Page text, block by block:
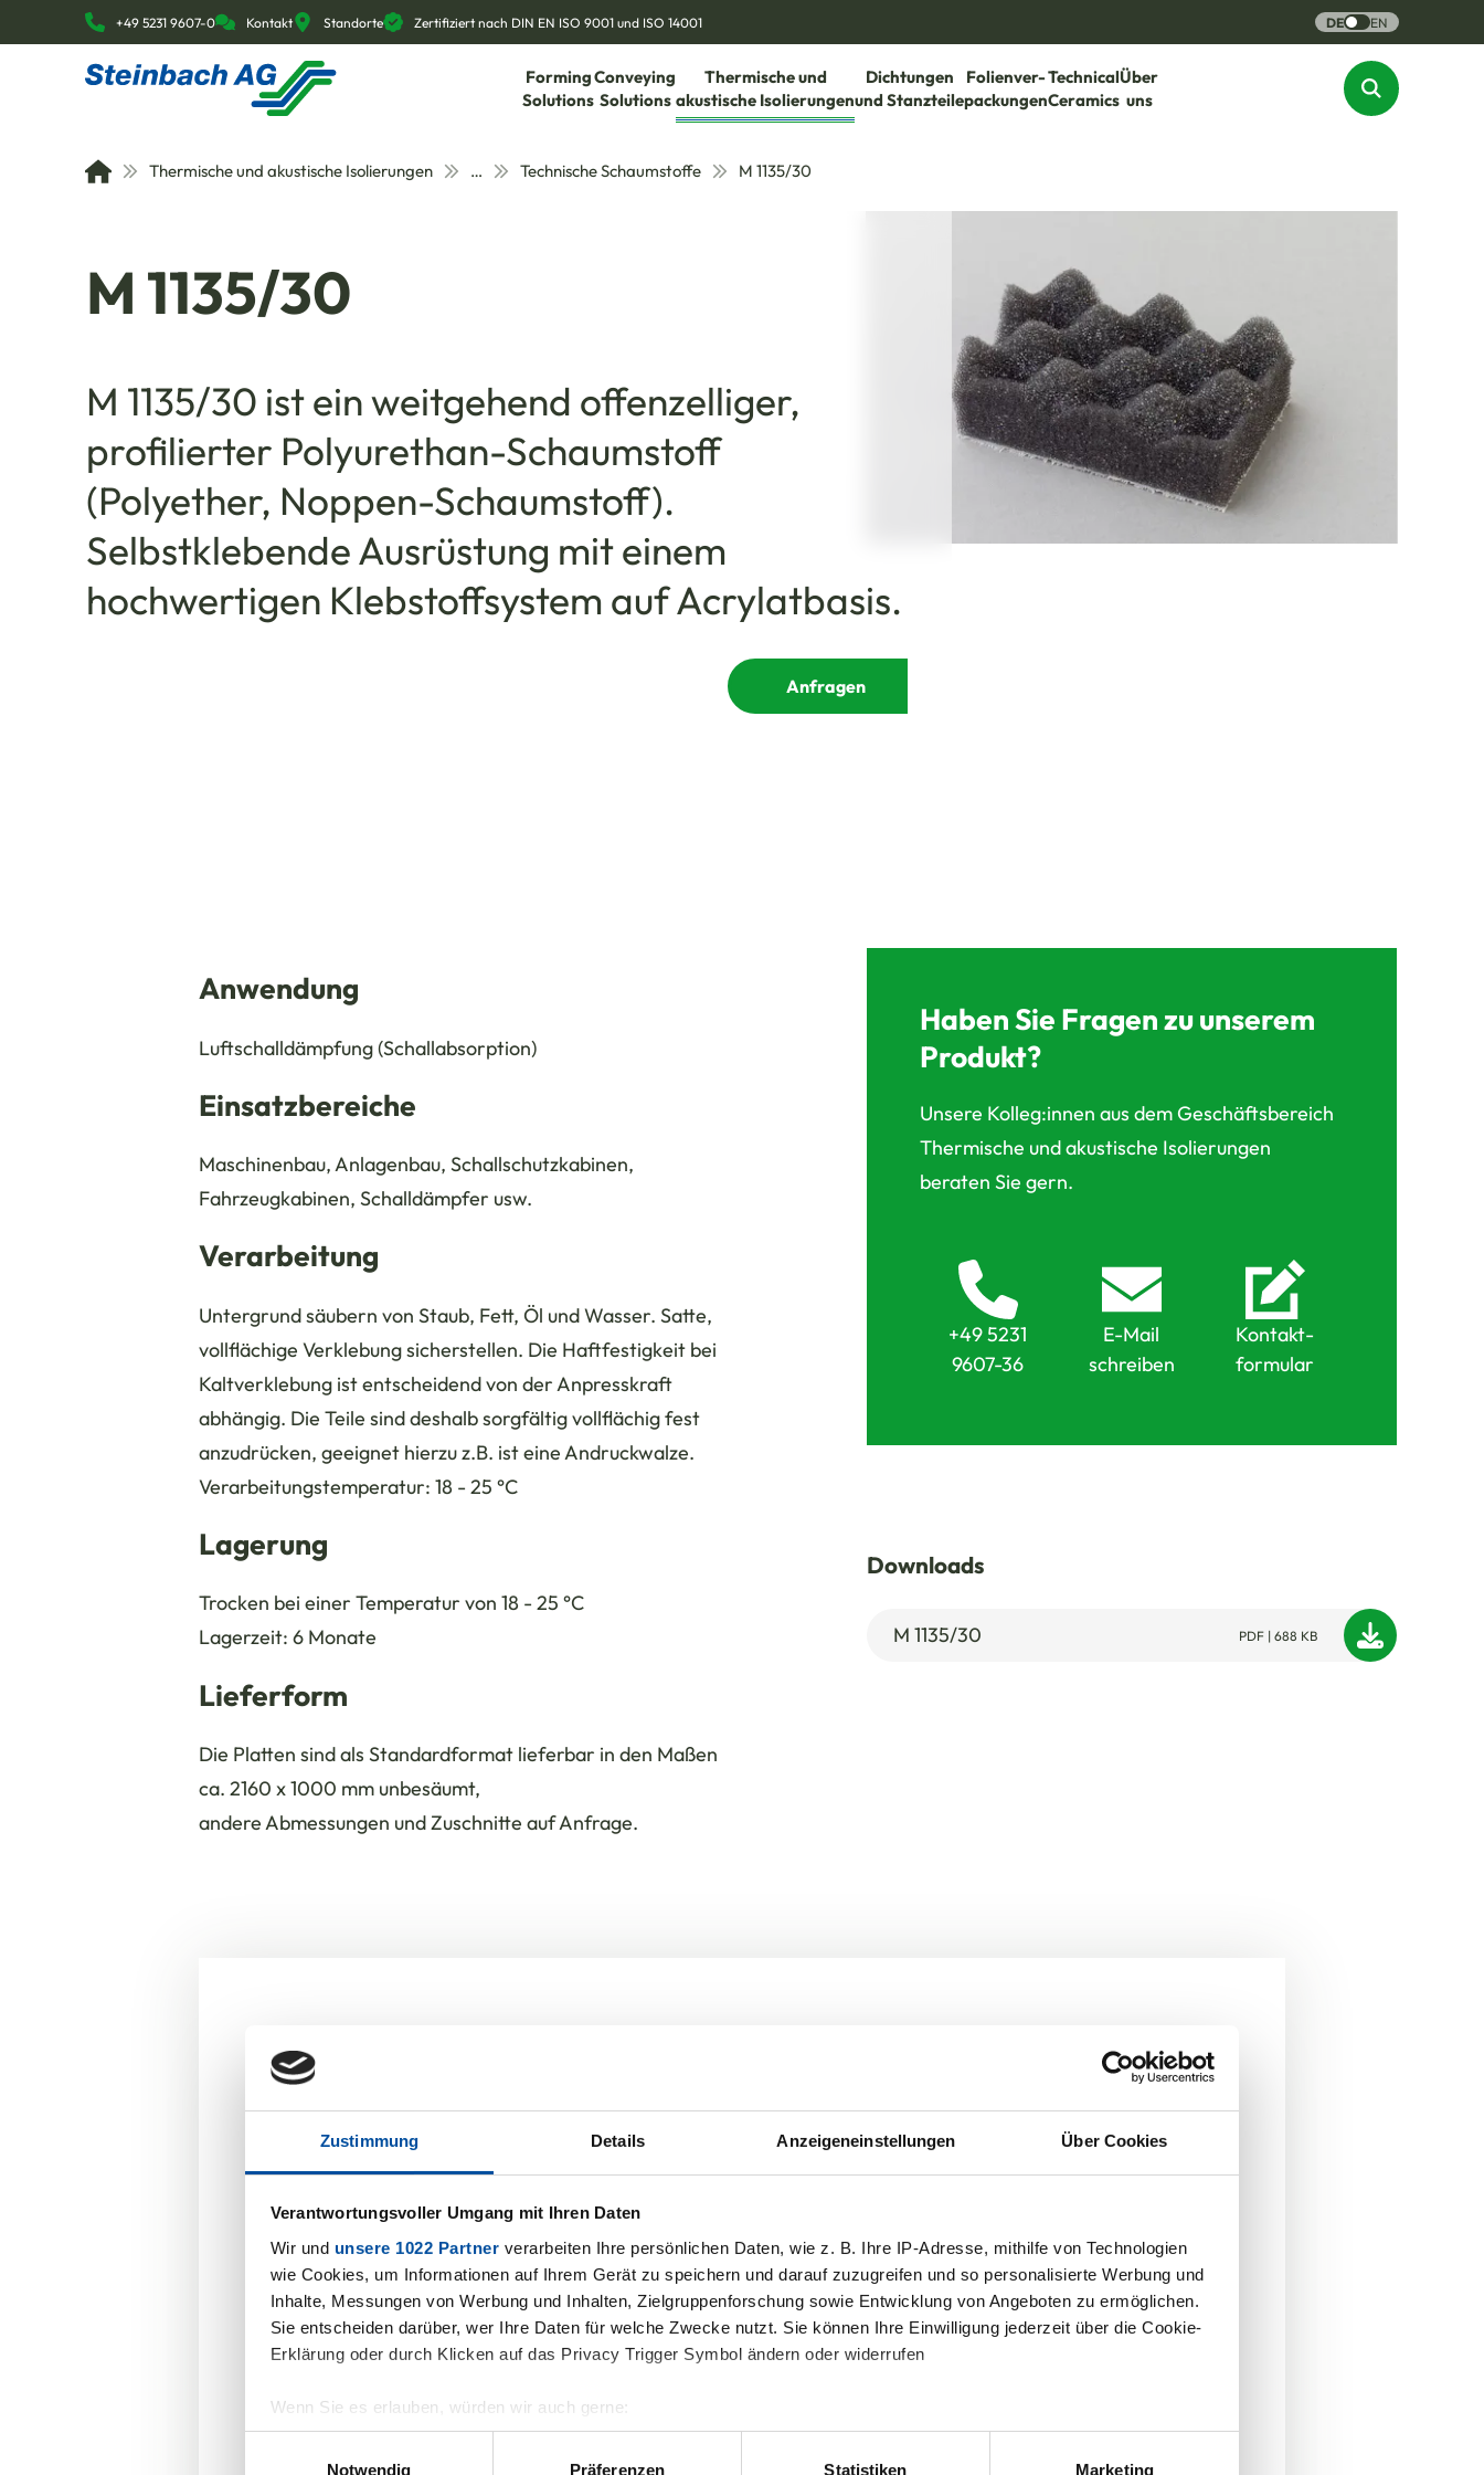
Zustimmung Details Anzeigeneinstellungen Über Cookies
Verantwortungsvoller Umgang mit Ihren Daten
Wir und unsere 1022 Partner verarbeiten Ihre persönlichen Daten, wie z. B. Ihre IP-Adresse, mithilfe von Technologien
wie Cookies, um Informationen auf Ihrem Gerät zu speichern und darauf zuzugreifen und so personalisierte Werbung und
Inhalte, Messungen von Werbung und Inhalten, Zielgruppenforschung sowie Entwicklung von Angeboten zu ermöglichen.
Sie entscheiden darüber, wer Ihre Daten für welche Zwecke nutzt. Sie können Ihre Einwilligung jederzeit über die Cookie-
Erklärung oder durch Klicken auf das Privacy Trigger Symbol ändern oder widerrufen
Wenn Sie es erlauben, würden wir auch gerne:
Informationen über Ihre geografische Lage erfassen, welche bis auf einige Meter genau sein können
Ihr Gerät durch aktives Scannen nach bestimmten Merkmalen (Fingerprinting) identifizieren
Notwendig
Präferenzen Statistiken Marketing
+49 5231 9607-0 Kontakt Standorte Zertifiziert nach DIN EN ISO 9001 und ISO 14001 DE EN
Forming
Solutions
Conveying
Solutions
Thermische und
akustische Isolierungen
Dichtungen
und Stanzteile
Folienver-
packungen
Technical
Ceramics
Über
uns
Thermische und akustische Isolierungen … Technische Schaumstoffe M 1135/30
M 1135/30
M 1135/30 ist ein weitgehend offenzelliger,
profilierter Polyurethan-Schaumstoff
(Polyether, Noppen-Schaumstoff).
Selbstklebende Ausrüstung mit einem
hochwertigen Klebstoffsystem auf Acrylatbasis.
Anfragen
Anwendung
Luftschalldämpfung (Schallabsorption)
Einsatzbereiche
Maschinenbau, Anlagenbau, Schallschutzkabinen,
Fahrzeugkabinen, Schalldämpfer usw.
Verarbeitung
Untergrund säubern von Staub, Fett, Öl und Wasser. Satte,
vollflächige Verklebung sicherstellen. Die Haftfestigkeit bei
Kaltverklebung ist entscheidend von der Anpresskraft
abhängig. Die Teile sind deshalb sorgfältig vollflächig fest
anzudrücken, geeignet hierzu z.B. ist eine Andruckwalze.
Verarbeitungstemperatur: 18 - 25 °C
Lagerung
Trocken bei einer Temperatur von 18 - 25 °C
Lagerzeit: 6 Monate
Lieferform
Die Platten sind als Standardformat lieferbar in den Maßen
ca. 2160 x 1000 mm unbesäumt,
andere Abmessungen und Zuschnitte auf Anfrage.
Haben Sie Fragen zu unserem
Produkt?
Unsere Kolleg:innen aus dem Geschäftsbereich
Thermische und akustische Isolierungen
beraten Sie gern.
+49 5231
9607-36
E-Mail
schreiben
Kontakt-
formular
Downloads
M 1135/30 PDF | 688 KB
Ihre Produktanfrage zu M 1135/30
Wir freuen uns auf Sie und darauf, Ihr Anliegen zu besprechen.
Persönliche Angaben
Anrede*
Wie können wir Sie erreichen?
Telefonnummer E-Mail-Adresse*
Ihre Nachricht